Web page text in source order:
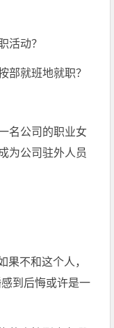
活动？
部就班地就职？
名公司的职业女
为公司驻外人员
果不和这个人，
到后悔或许是一